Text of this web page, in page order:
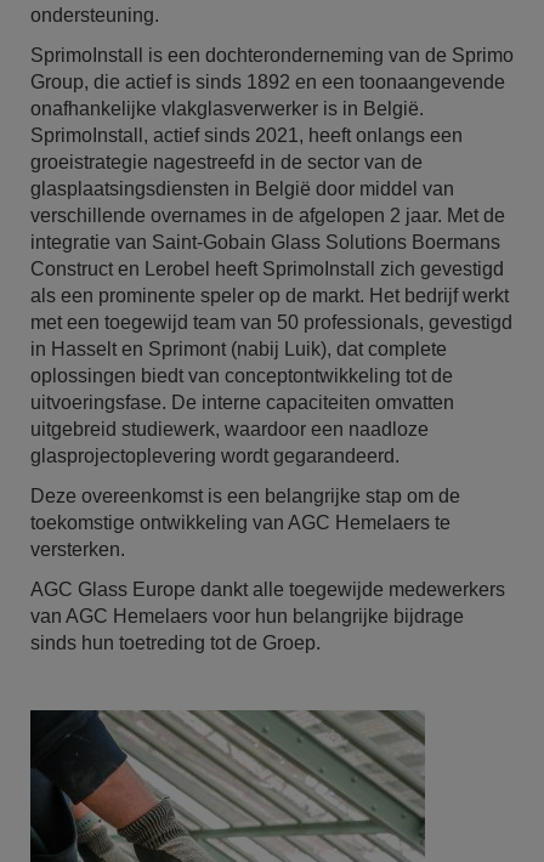
ondersteuning.
SprimoInstall is een dochteronderneming van de Sprimo
Group, die actief is sinds 1892 en een toonaangevende
onafhankelijke vlakglasverwerker is in België.
SprimoInstall, actief sinds 2021, heeft onlangs een
groeistrategie nagestreefd in de sector van de
glasplaatsingsdiensten in België door middel van
verschillende overnames in de afgelopen 2 jaar. Met de
integratie van Saint-Gobain Glass Solutions Boermans
Construct en Lerobel heeft SprimoInstall zich gevestigd
als een prominente speler op de markt. Het bedrijf werkt
met een toegewijd team van 50 professionals, gevestigd
in Hasselt en Sprimont (nabij Luik), dat complete
oplossingen biedt van conceptontwikkeling tot de
uitvoeringsfase. De interne capaciteiten omvatten
uitgebreid studiewerk, waardoor een naadloze
glasprojectoplevering wordt gegarandeerd.
Deze overeenkomst is een belangrijke stap om de
toekomstige ontwikkeling van AGC Hemelaers te
versterken.
AGC Glass Europe dankt alle toegewijde medewerkers
van AGC Hemelaers voor hun belangrijke bijdrage
sinds hun toetreding tot de Groep.